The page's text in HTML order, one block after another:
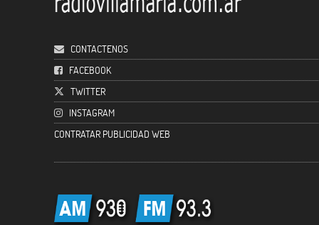
CONTACTENOS
FACEBOOK
TWITTER
INSTAGRAM
CONTRATAR PUBLICIDAD WEB